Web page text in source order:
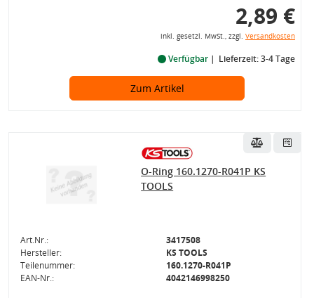
2,89 €
inkl. gesetzl. MwSt., zzgl. Versandkosten
Verfügbar Lieferzeit: 3-4 Tage
Zum Artikel
O-Ring 160.1270-R041P KS
TOOLS
Art.Nr.:
3417508
Hersteller:
KS TOOLS
Teilenummer:
160.1270-R041P
EAN-Nr.:
4042146998250